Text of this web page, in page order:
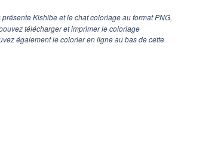
Kishibe et le chat coloriage au format PNG,
télécharger et imprimer le coloriage
également le colorier en ligne au bas de cette